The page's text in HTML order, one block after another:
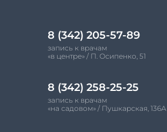
8 (342) 205-57-89
запись к врачам
«в центре» / П. Осипенко, 51
8 (342) 258-25-25
запись к врачам
«на садовом» / Пушкарская, 136А